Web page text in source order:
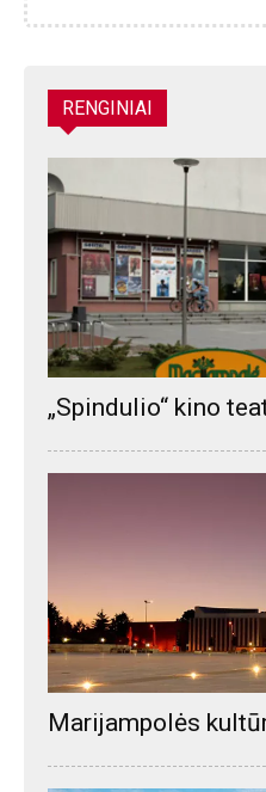
RENGINIAI
„Spindulio“ kino
Marijampolės